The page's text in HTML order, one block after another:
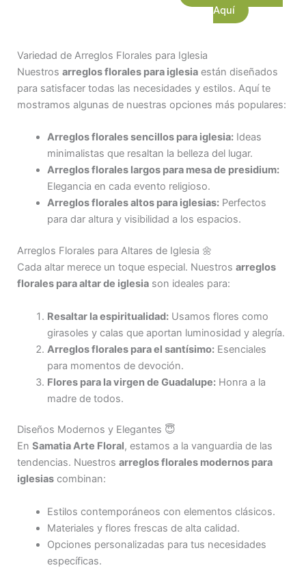
Aquí
Variedad de Arreglos Florales para Iglesia
Nuestros arreglos florales para iglesia están diseñados
para satisfacer todas las necesidades y estilos. Aquí te
mostramos algunas de nuestras opciones más populares:
Arreglos florales sencillos para iglesia:Ideas
minimalistas que resaltan la belleza del lugar.
Arreglos florales largos para mesa de presidium:
Elegancia en cada evento religioso.
Arreglos florales altos para iglesias:Perfectos
para dar altura y visibilidad a los espacios.
Arreglos Florales para Altares de Iglesia 🌼
Cada altar merece un toque especial. Nuestros arreglos
florales para altar de iglesia son ideales para:
Resaltar la espiritualidad:Usamos flores como
girasoles y calas que aportan luminosidad y alegría.
Arreglos florales para el santísimo:Esenciales
para momentos de devoción.
Flores para la virgen de Guadalupe:Honra a la
madre de todos.
Diseños Modernos y Elegantes 😇
En Samatia Arte Floral, estamos a la vanguardia de las
tendencias. Nuestros arreglos florales modernos para
iglesias combinan:
Estilos contemporáneos con elementos clásicos.
Materiales y flores frescas de alta calidad.
Opciones personalizadas para tus necesidades
específicas.